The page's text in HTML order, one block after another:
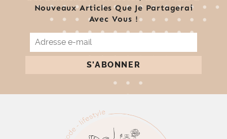
Nouveaux Articles Que Je Partagerai
Avec Vous !
Adresse
E-
S'ABONNER